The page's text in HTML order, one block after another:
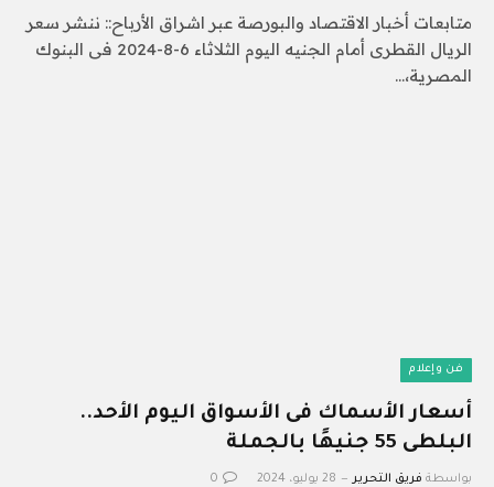
متابعات أخبار الاقتصاد والبورصة عبر اشراق الأرباح:: ننشر سعر
الريال القطرى أمام الجنيه اليوم الثلاثاء 6-8-2024 فى البنوك
المصرية،…
فن وإعلام
أسعار الأسماك فى الأسواق اليوم الأحد..
البلطى 55 جنيهًا بالجملة
بواسطة فريق التحرير 28 يوليو، 2024 0